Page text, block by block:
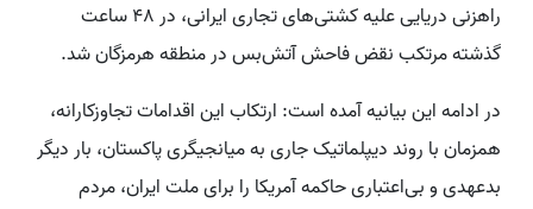
راهزنی دریایی علیه کشتی‌های تجاری ایرانی، در 48 ساعت
گذشته مرتکب نقض فاحش آتش‌بس در منطقه هرمزگان شد.
در ادامه این بیانیه آمده است: ارتکاب این اقدامات تجاوزکارانه،
همزمان با روند دیپلماتیک جاری به میانجیگری پاکستان، بار دیگر
بدعهدی و بی‌اعتباری حاکمه آمریکا را برای ملت ایران، مردم